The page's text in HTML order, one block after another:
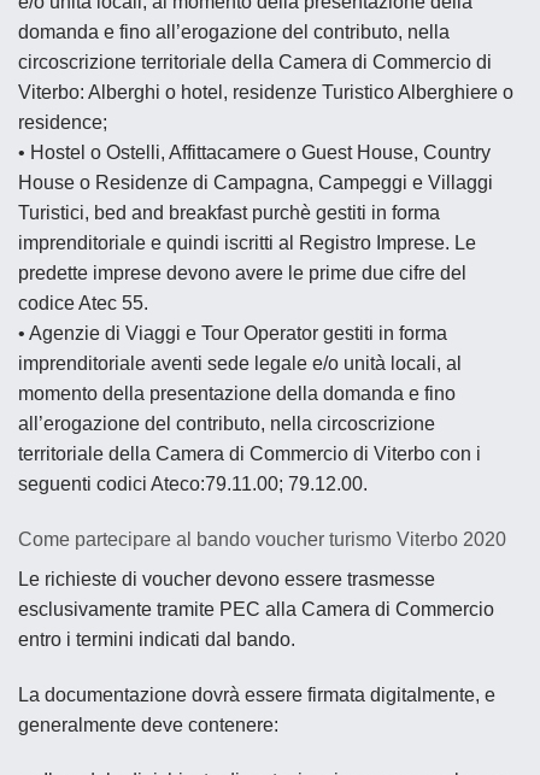
domanda e fino all’erogazione del contributo, nella
circoscrizione territoriale della Camera di Commercio di
Viterbo: Alberghi o hotel, residenze Turistico Alberghiere o
residence;
• Hostel o Ostelli, Affittacamere o Guest House, Country
House o Residenze di Campagna, Campeggi e Villaggi
Turistici, bed and breakfast purchè gestiti in forma
imprenditoriale e quindi iscritti al Registro Imprese. Le
predette imprese devono avere le prime due cifre del
codice Atec 55.
• Agenzie di Viaggi e Tour Operator gestiti in forma
imprenditoriale aventi sede legale e/o unità locali, al
momento della presentazione della domanda e fino
all’erogazione del contributo, nella circoscrizione
territoriale della Camera di Commercio di Viterbo con i
seguenti codici Ateco:79.11.00; 79.12.00.
Come partecipare al bando voucher turismo Viterbo 2020
Le richieste di voucher devono essere trasmesse
esclusivamente tramite PEC alla Camera di Commercio
entro i termini indicati dal bando.
La documentazione dovrà essere firmata digitalmente, e
generalmente deve contenere: